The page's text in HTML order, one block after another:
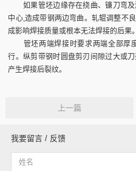
如果管坯边缘存在挠曲、镰刀弯及
中心,造成带钢两边弯曲。轧辊调整不
成影响焊接质量或根本无法焊接的后果。
管坯两端焊接时要求两端全部厚
行。纵剪带钢时圆盘剪刃间隙过大或
产生焊接后裂纹。
上一篇
我要留言 / 反馈